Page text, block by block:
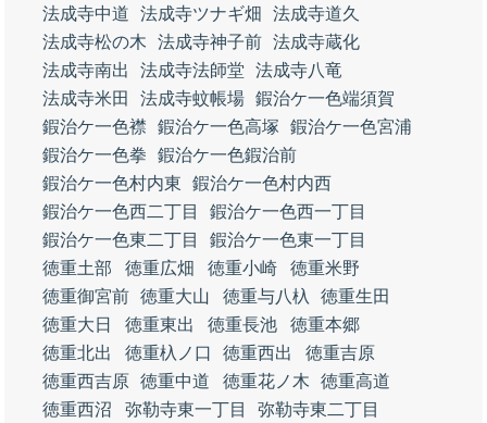
法成寺中道
法成寺ツナギ畑
法成寺道久
法成寺松の木
法成寺神子前 法成寺蔵化
法成寺南出
法成寺法師堂
法成寺八竜
法成寺米田
法成寺蚊帳場 鍜治ケ一色端須賀
鍜治ケ一色襟
鍜治ケ一色高塚
鍜治ケ一色宮浦
鍜治ケ一色拳
鍜治ケ一色鍜治前
鍜治ケ一色村内東
鍜治ケ一色村内西
鍜治ケ一色西二丁目
鍜治ケ一色西一丁目
鍜治ケ一色東二丁目
鍜治ケ一色東一丁目
徳重土部
徳重広畑 徳重小崎
徳重米野
徳重御宮前 徳重大山 徳重与八杁
徳重生田
徳重大日
徳重東出 徳重長池
徳重本郷
徳重北出
徳重杁ノ口 徳重西出
徳重吉原
徳重西吉原 徳重中道 徳重花ノ木
徳重高道
徳重西沼
弥勒寺東一丁目
弥勒寺東二丁目